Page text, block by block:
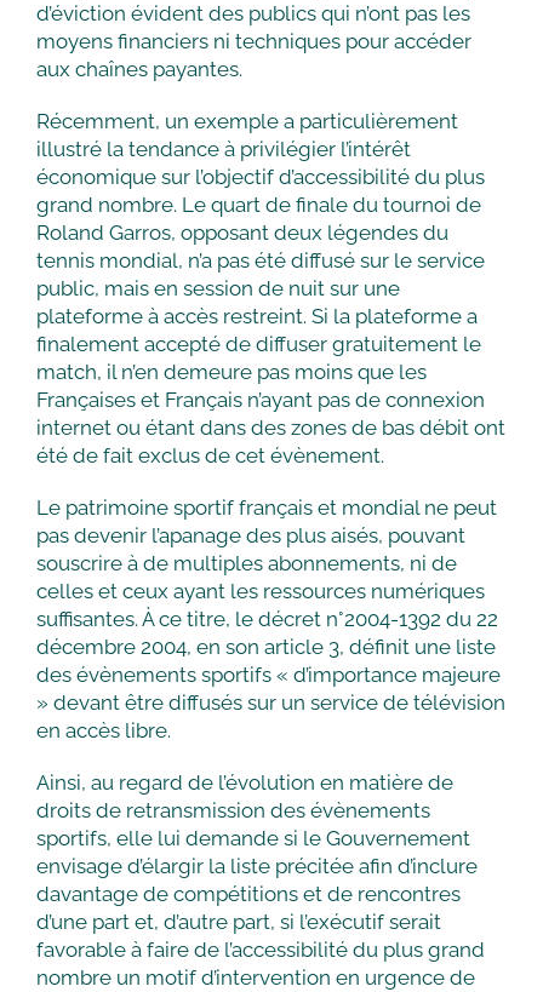
d’éviction évident des publics qui n’ont pas les
moyens financiers ni techniques pour accéder
aux chaînes payantes.
Récemment, un exemple a particulièrement
illustré la tendance à privilégier l’intérêt
économique sur l’objectif d’accessibilité du plus
grand nombre. Le quart de finale du tournoi de
Roland Garros, opposant deux légendes du
tennis mondial, n’a pas été diffusé sur le service
public, mais en session de nuit sur une
plateforme à accès restreint. Si la plateforme a
finalement accepté de diffuser gratuitement le
match, il n’en demeure pas moins que les
Françaises et Français n’ayant pas de connexion
internet ou étant dans des zones de bas débit ont
été de fait exclus de cet évènement.
Le patrimoine sportif français et mondial ne peut
pas devenir l’apanage des plus aisés, pouvant
souscrire à de multiples abonnements, ni de
celles et ceux ayant les ressources numériques
suffisantes. À ce titre, le décret n°2004-1392 du 22
décembre 2004, en son article 3, définit une liste
des évènements sportifs « d’importance majeure
» devant être diffusés sur un service de télévision
en accès libre.
Ainsi, au regard de l’évolution en matière de
droits de retransmission des évènements
sportifs, elle lui demande si le Gouvernement
envisage d’élargir la liste précitée afin d’inclure
davantage de compétitions et de rencontres
d’une part et, d’autre part, si l’exécutif serait
favorable à faire de l’accessibilité du plus grand
nombre un motif d’intervention en urgence de